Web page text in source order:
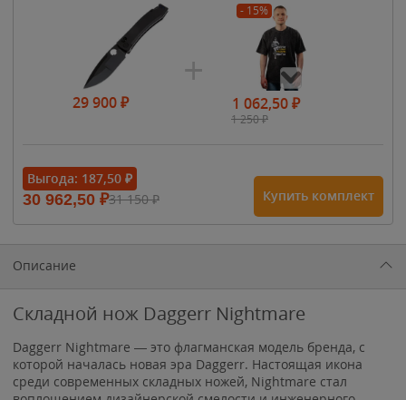
29 900₽
- 15%
1 062,50₽
1 250₽
1 615₽
1 900₽1 900₽
Выгода: 187,50 ₽
30 962,50 ₽31 150₽ Купить комплект
Описание
Складной нож Daggerr Nightmare
Daggerr Nightmare — это флагманская модель бренда, с
которой началась новая эра Daggerr. Настоящая икона
среди современных складных ножей, Nightmare стал